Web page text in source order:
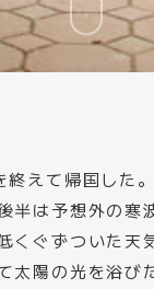
えて帰国した。
半は予想外の寒
くぐずついた天
太陽の光を浴び